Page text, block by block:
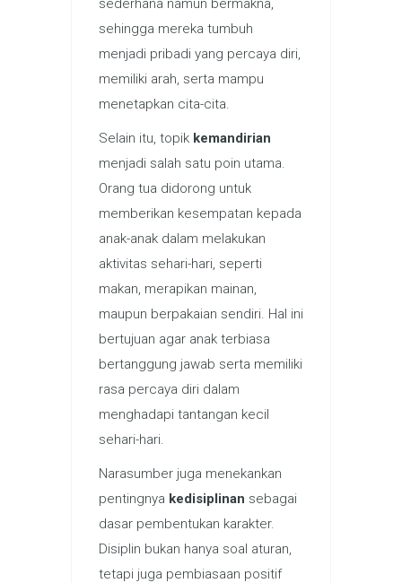
sederhana namun bermakna,
sehingga mereka tumbuh
menjadi pribadi yang percaya diri,
memiliki arah, serta mampu
menetapkan cita-cita.
Selain itu, topik kemandirian
menjadi salah satu poin utama.
Orang tua didorong untuk
memberikan kesempatan kepada
anak-anak dalam melakukan
aktivitas sehari-hari, seperti
makan, merapikan mainan,
maupun berpakaian sendiri. Hal ini
bertujuan agar anak terbiasa
bertanggung jawab serta memiliki
rasa percaya diri dalam
menghadapi tantangan kecil
sehari-hari.
Narasumber juga menekankan
pentingnya kedisiplinan sebagai
dasar pembentukan karakter.
Disiplin bukan hanya soal aturan,
tetapi juga pembiasaan positif